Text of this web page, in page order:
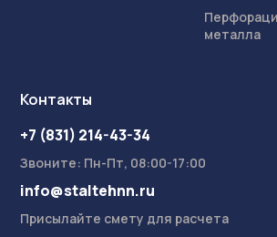
металла
Контакты
+7 (831) 214-43-34
Звоните: Пн-Пт, 08:00-17:00
info@staltehnn.ru
Присылайте смету для расчета